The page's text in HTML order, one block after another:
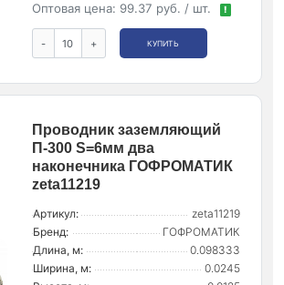
Оптовая цена: 99.37 руб. / шт. !
- + КУПИТЬ
Проводник заземляющий
П-300 S=6мм два
наконечника ГОФРОМАТИК
zeta11219
Артикул:
zeta11219
Бренд:
ГОФРОМАТИК
Длина, м:
0.098333
Ширина, м:
0.0245